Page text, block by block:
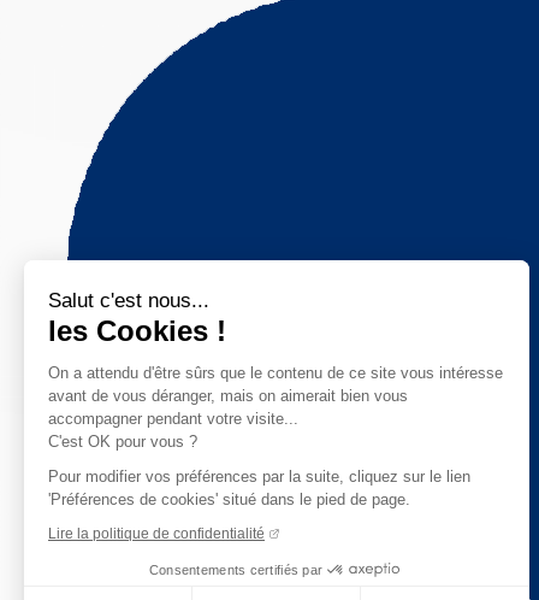
Salut c'est nous...
les Cookies !
On a attendu d'être sûrs que le contenu de ce site vous intéresse
avant de vous déranger, mais on aimerait bien vous
accompagner pendant votre visite...
C'est OK pour vous ?
Pour modifier vos préférences par la suite, cliquez sur le lien
'Préférences de cookies' situé dans le pied de page.
Lire la politique de confidentialité
Consentements certifiés par